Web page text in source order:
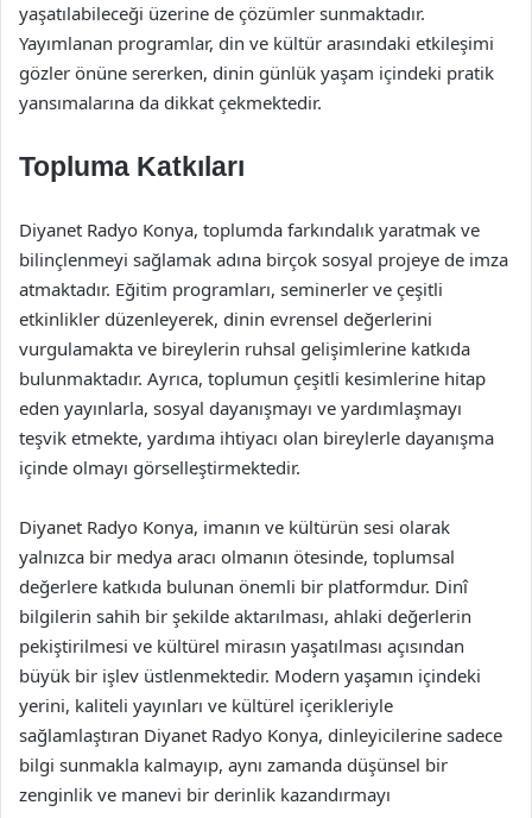
yaşatılabileceği üzerine de çözümler sunmaktadır.
Yayımlanan programlar, din ve kültür arasındaki etkileşimi
gözler önüne sererken, dinin günlük yaşam içindeki pratik
yansımalarına da dikkat çekmektedir.
Topluma Katkıları
Diyanet Radyo Konya, toplumda farkındalık yaratmak ve
bilinçlenmeyi sağlamak adına birçok sosyal projeye de imza
atmaktadır. Eğitim programları, seminerler ve çeşitli
etkinlikler düzenleyerek, dinin evrensel değerlerini
vurgulamakta ve bireylerin ruhsal gelişimlerine katkıda
bulunmaktadır. Ayrıca, toplumun çeşitli kesimlerine hitap
eden yayınlarla, sosyal dayanışmayı ve yardımlaşmayı
teşvik etmekte, yardıma ihtiyacı olan bireylerle dayanışma
içinde olmayı görselleştirmektedir.
Diyanet Radyo Konya, imanın ve kültürün sesi olarak
yalnızca bir medya aracı olmanın ötesinde, toplumsal
değerlere katkıda bulunan önemli bir platformdur. Dinî
bilgilerin sahih bir şekilde aktarılması, ahlaki değerlerin
pekiştirilmesi ve kültürel mirasın yaşatılması açısından
büyük bir işlev üstlenmektedir. Modern yaşamın içindeki
yerini, kaliteli yayınları ve kültürel içerikleriyle
sağlamlaştıran Diyanet Radyo Konya, dinleyicilerine sadece
bilgi sunmakla kalmayıp, aynı zamanda düşünsel bir
zenginlik ve manevi bir derinlik kazandırmayı